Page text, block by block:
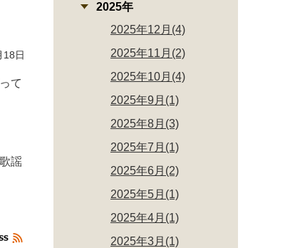
日
て
謡
2025年
2025年12月(4)
2025年11月(2)
2025年10月(4)
2025年9月(1)
2025年8月(3)
2025年7月(1)
2025年6月(2)
2025年5月(1)
2025年4月(1)
2025年3月(1)